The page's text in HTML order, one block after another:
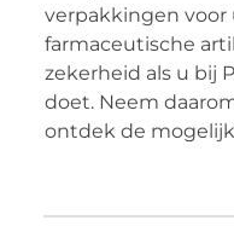
verpakkingen voor
farmaceutische
zekerheid als u bij
doet. Neem
ontdek de